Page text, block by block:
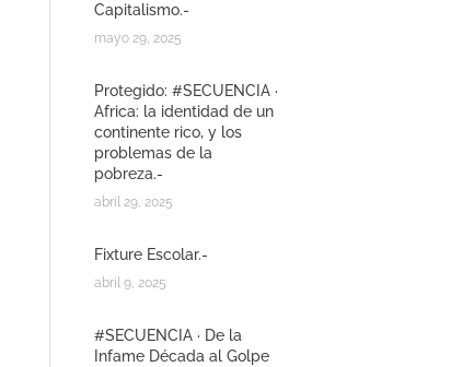
Capitalismo.-
mayo 29, 2025
Protegido: #SECUENCIA ·
Africa: la identidad de un
continente rico, y los
problemas de la
pobreza.-
abril 29, 2025
Fixture Escolar.-
abril 9, 2025
#SECUENCIA · De la
Infame Década al Golpe